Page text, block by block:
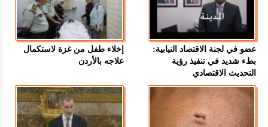
عضو في لجنة الاقتصاد النيابية:
بطء شديد في تنفيذ رؤية
التحديث الاقتصادي
إخلاء طفل من غزة لاستكمال
علاجه بالأردن